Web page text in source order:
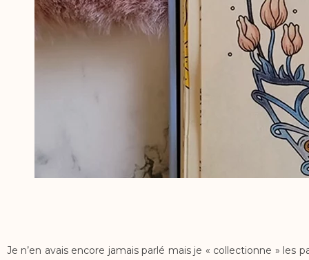
Je n’en avais encore jamais parlé mais je « collectionne »